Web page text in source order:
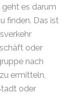
es darum
finden. Das ist
oder
nach
ermitteln,
oder